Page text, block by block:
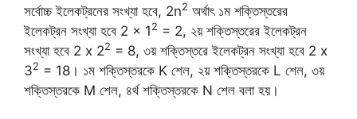
সর্বোচ্চ ইলেকট্রনের সংখ্যা হবে, 2n2 অর্থাৎ ১ম শক্তিস্তরের
ইলেকট্রন সংখ্যা হবে 2 × 1 2 = 2, ২য় শক্তিস্তরের ইলেকট্রন
সংখ্যা হবে 2 x 22 = 8, ৩য় শক্তিস্তরে ইলেকট্রন সংখ্যা হবে 2 x
32 = 18। ১ম শক্তিস্তরকে K শেল, ২য় শক্তিস্তরকে L শেল, ৩য়
শক্তিস্তরকে M শেল, ৪র্থ শক্তিস্তরকে N শেল বলা হয়।